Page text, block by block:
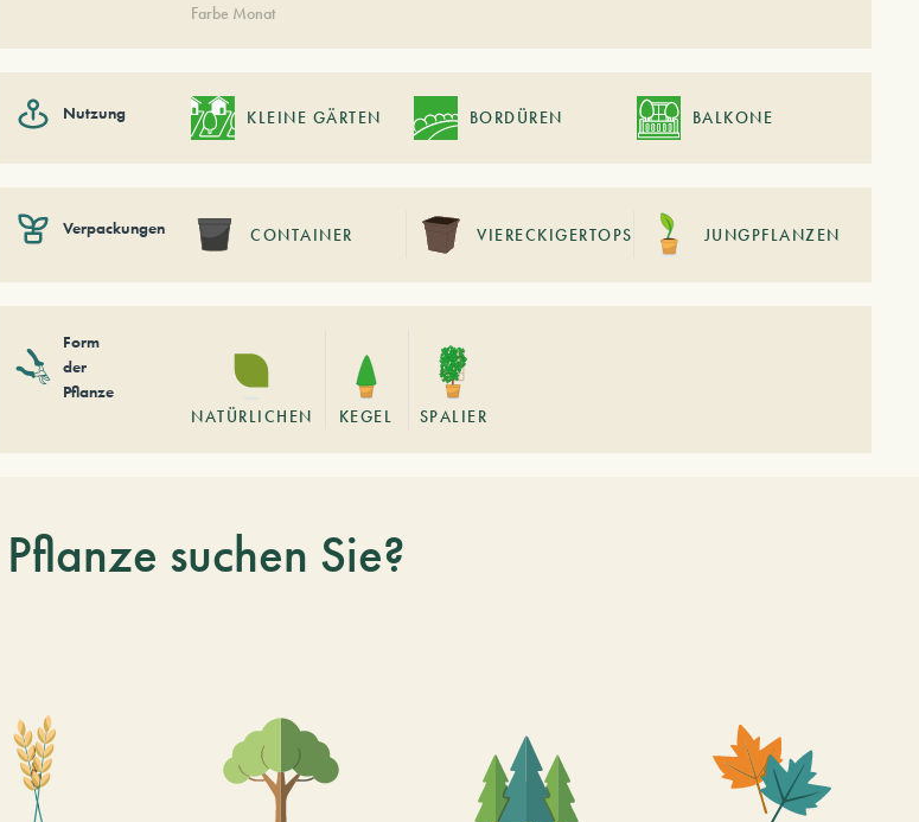
Farbe Monat
Nutzung KLEINE GÄRTEN BORDÜREN BALKONE
Verpackungen CONTAINER VIERECKIGERTOPS JUNGPFLANZEN
Form
der
Pflanze
NATÜRLICHEN
KEGEL SPALIER
suchen Sie?